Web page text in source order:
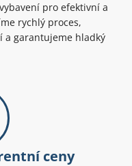
pro efektivní a
rychlý proces,
a garantujeme hladký
ceny